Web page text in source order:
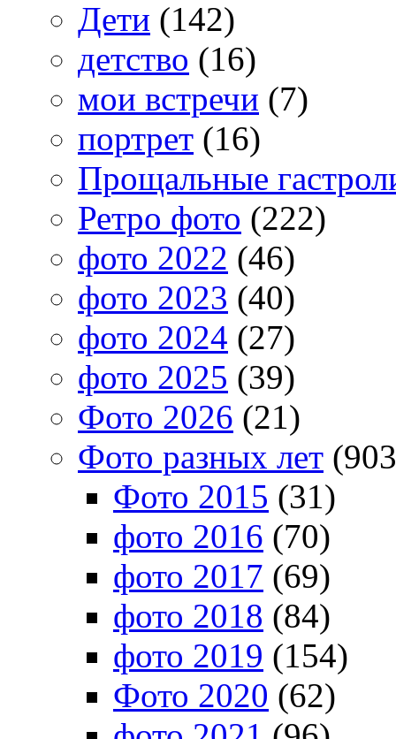
Дети (142)
детство (16)
мои встречи (7)
портрет (16)
Прощальные
Ретро фото (222)
фото 2022 (46)
фото 2023 (40)
фото 2024 (27)
фото 2025 (39)
Фото 2026 (21)
Фото разных лет
Фото 2015 (31)
фото 2016 (70)
фото 2017 (69)
фото 2018 (84)
фото 2019 (154)
Фото 2020 (62)